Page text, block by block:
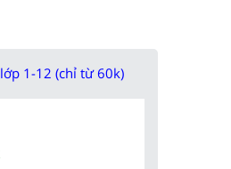
1-12 (chỉ từ 60k)